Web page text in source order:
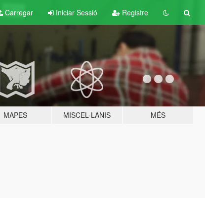
Carregar Iniciar Sessió Registre
MAPES MISCEL·LANIS MÉS